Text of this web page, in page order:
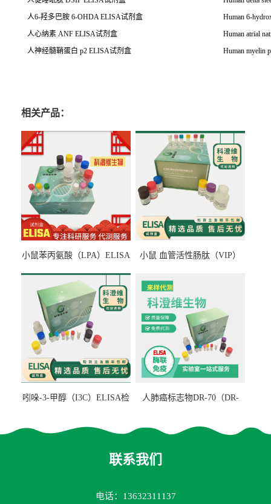
人6-羟多巴胺 6-OHDA ELISA试剂盒
Human 6-
人心纳素 ANF ELISA试剂盒
Human atrial
人神经髓鞘蛋白 p2 ELISA试剂盒 Human myelin
相关产品：
小鼠苯丙氨酸（LPA）ELISA
小鼠 血管活性肠肽（VIP）
吲哚-3-甲醇（I3C）ELISA检
人肺癌标志物DR-70（DR-
联系我们
电话：13632311137